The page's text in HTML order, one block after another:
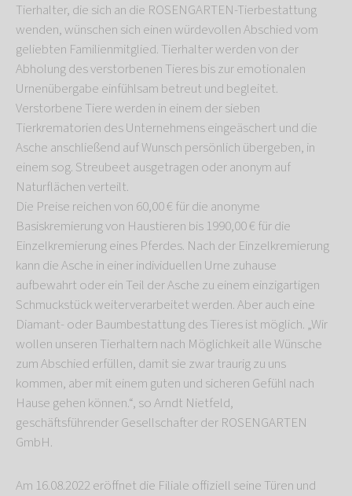
Tierhalter, die sich an die ROSENGARTEN-Tierbestattung
wenden, wünschen sich einen würdevollen Abschied vom
geliebten Familienmitglied. Tierhalter werden von der
Abholung des verstorbenen Tieres bis zur emotionalen
Urnenübergabe einfühlsam betreut und begleitet.
Verstorbene Tiere werden in einem der sieben
Tierkrematorien des Unternehmens eingeäschert und die
Asche anschließend auf Wunsch persönlich übergeben, in
einem sog. Streubeet ausgetragen oder anonym auf
Naturflächen verteilt.
Die Preise reichen von 60,00 € für die anonyme
Basiskremierung von Haustieren bis 1990,00 € für die
Einzelkremierung eines Pferdes. Nach der Einzelkremierung
kann die Asche in einer individuellen Urne zuhause
aufbewahrt oder ein Teil der Asche zu einem einzigartigen
Schmuckstück weiterverarbeitet werden. Aber auch eine
Diamant- oder Baumbestattung des Tieres ist möglich. „Wir
wollen unseren Tierhaltern nach Möglichkeit alle Wünsche
zum Abschied erfüllen, damit sie zwar traurig zu uns
kommen, aber mit einem guten und sicheren Gefühl nach
Hause gehen können.“, so Arndt Nietfeld,
geschäftsführender Gesellschafter der ROSENGARTEN
GmbH.
Am 16.08.2022 eröffnet die Filiale offiziell seine Türen und